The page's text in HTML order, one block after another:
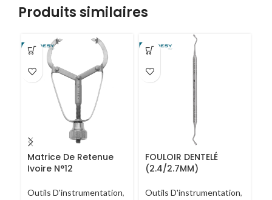
Produits similaires
Matrice De Retenue
Ivoire N°12
Outils D'instrumentation,
FOULOIR DENTELÉ
(2.4/2.7MM)
Outils D'instrumentation,